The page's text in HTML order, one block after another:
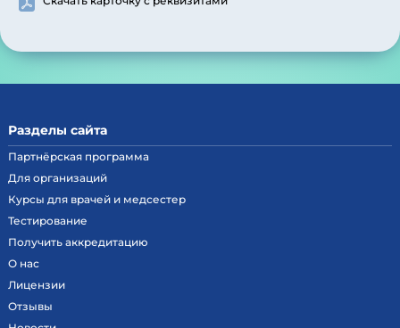
Наш сайт в автоматическом режиме собирает данные о Вашем
Разделы сайта
Партнёрская программа
Для организаций
Курсы для врачей и медсестер
Тестирование
Получить аккредитацию
О нас
Лицензии
Отзывы